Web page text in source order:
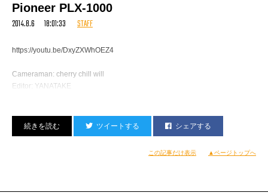
Pioneer PLX-1000
2014.8.6 18:01:33 STAFF
https://youtu.be/DxyZXWhOEZ4
Cameraman: cherry chill will
Editor: YANATAKE
ツイートする シェアする
この記事だけ表示 ▲ページトップへ